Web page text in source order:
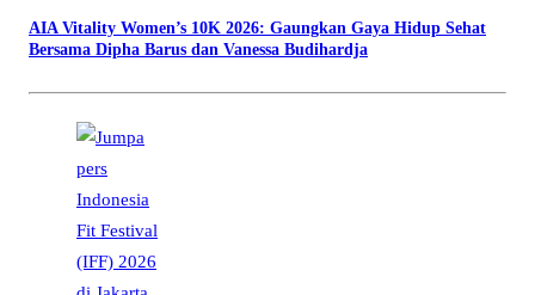
AIA Vitality Women’s 10K 2026: Gaungkan Gaya Hidup Sehat
Bersama Dipha Barus dan Vanessa Budihardja